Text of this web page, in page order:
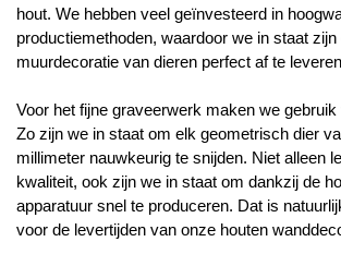
hout. We hebben veel geïnvesteerd in
productiemethoden, waardoor we in staat
muurdecoratie van dieren perfect af te
Voor het fijne graveerwerk maken we
Zo zijn we in staat om elk geometrisch dier
millimeter nauwkeurig te snijden. Niet alleen
kwaliteit, ook zijn we in staat om dankzij de
apparatuur snel te produceren. Dat is
voor de levertijden van onze houten